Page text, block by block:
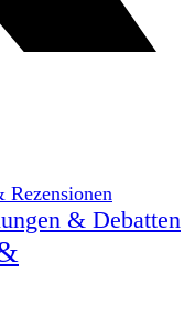
Rezensionen
& Debatten